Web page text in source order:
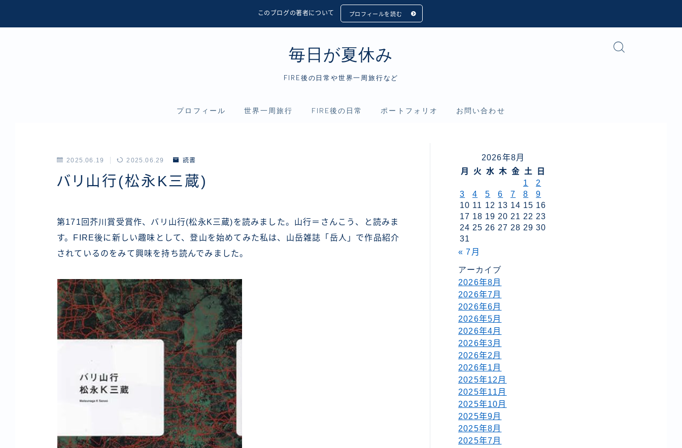
このブログの著者について プロフィールを読む
毎日が夏休み
FIRE後の日常や世界一周旅行など
プロフィール 世界一周旅行
タイ
カンボジア
FIRE後の日常 ポートフォリオ お問い合わせ
2025.06.19 2025.06.29 読書
バリ山行(松永K三蔵)
第171回芥川賞受賞作、バリ山行(松永K三蔵)を読みました。山行＝さんこう、と読みま
す。FIRE後に新しい趣味として、登山を始めてみた私は、山岳雑誌「岳人」で作品紹介
されているのをみて興味を持ち読んでみました。
2026年8月
月
火 水 木 金 土
日
1
2
3
4 5 6 7 8
9
10 11 12 13 14 15 16
17 18 19 20 21 22 23
24 25 26 27 28 29 30
31
« 7月
アーカイブ
2026年8月
2026年7月
2026年6月
2026年5月
2026年4月
2026年3月
2026年2月
2026年1月
2025年12月
2025年11月
2025年10月
2025年9月
2025年8月
2025年7月